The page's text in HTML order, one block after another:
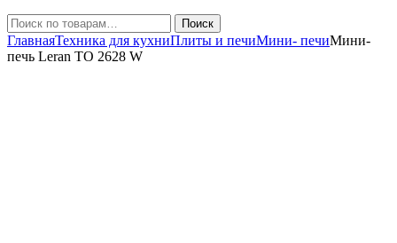
Искать:
Поиск
ГлавнаяТехника для кухниПлиты и печиМини- печиМини-
печь Leran TO 2628 W